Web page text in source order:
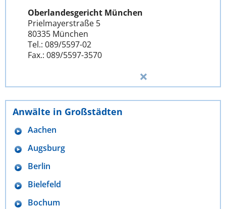
Oberlandesgericht München
Prielmayerstraße 5
80335 München
Tel.: 089/5597-02
Fax.: 089/5597-3570
Anwälte in Großstädten
Aachen
Augsburg
Berlin
Bielefeld
Bochum